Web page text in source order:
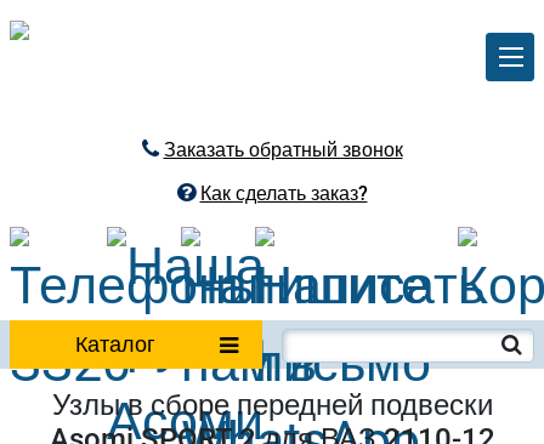
Заказать обратный звонок
Как сделать заказ?
Каталог
Узлы в сборе передней подвески